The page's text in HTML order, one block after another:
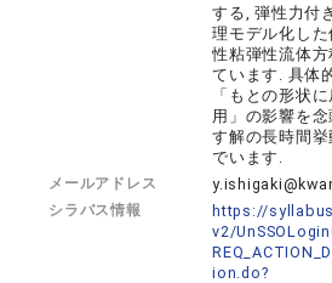
する, 弾性力付
理モデル化し
性粘弾性流体
ています. 具体
「もとの形状
用」の影響を
す解の長時間
でいます.
メールアドレス
シラバス情報
https://
v2/
ion.do?